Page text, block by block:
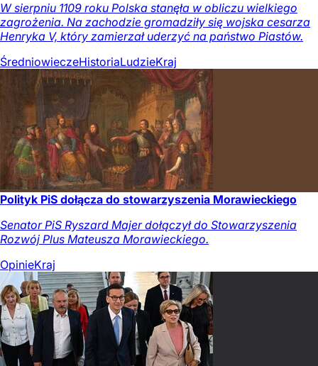
W sierpniu 1109 roku Polska stanęła w obliczu wielkiego
zagrożenia. Na zachodzie gromadziły się wojska cesarza
Henryka V, który zamierzał uderzyć na państwo Piastów.
ŚredniowieczeHistoriaLudzieKraj
Polityk PiS dołącza do stowarzyszenia Morawieckiego
Senator PiS Ryszard Majer dołączył do Stowarzyszenia
Rozwój Plus Mateusza Morawieckiego.
OpinieKraj